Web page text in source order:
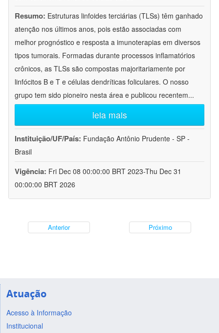
Resumo: Estruturas linfoides terciárias (TLSs) têm ganhado
atenção nos últimos anos, pois estão associadas com
melhor prognóstico e resposta a imunoterapias em diversos
tipos tumorais. Formadas durante processos inflamatórios
crônicos, as TLSs são compostas majoritariamente por
linfócitos B e T e células dendríticas foliculares. O nosso
grupo tem sido pioneiro nesta área e publicou recentem...
leia mais
Instituição/UF/País: Fundação Antônio Prudente - SP -
Brasil
Vigência: Fri Dec 08 00:00:00 BRT 2023-Thu Dec 31
00:00:00 BRT 2026
Anterior Próximo
Atuação
Acesso à Informação
Institucional